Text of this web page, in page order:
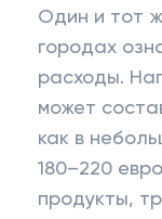
Один и тот
городах
расходы.
может
как в
180–220
продукты,